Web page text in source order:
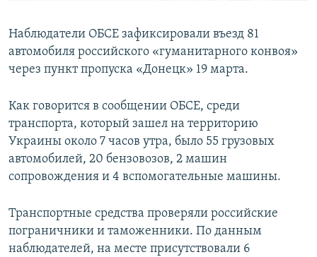
Все сайты RFE/RL
Наблюдатели ОБСЕ зафиксировали въезд 81
автомобиля российского «гуманитарного конвоя»
через пункт пропуска «Донецк» 19 марта.
Как говорится в сообщении ОБСЕ, среди
транспорта, который зашел на территорию
Украины около 7 часов утра, было 55 грузовых
автомобилей, 20 бензовозов, 2 машин
сопровождения и 4 вспомогательные машины.
Транспортные средства проверяли российские
пограничники и таможенники. По данным
наблюдателей, на месте присутствовали 6